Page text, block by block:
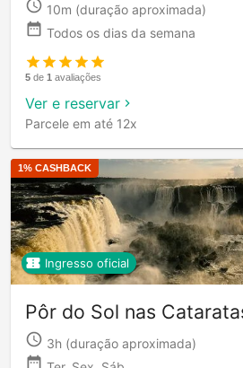
10m (duração aproximada)
Todos os dias da semana
5 de 1 avaliações
Ver e reservar
Parcele em até 12x
1% CASHBACK
Ingresso oficial
Pôr do Sol nas
3h (duração aproximada)